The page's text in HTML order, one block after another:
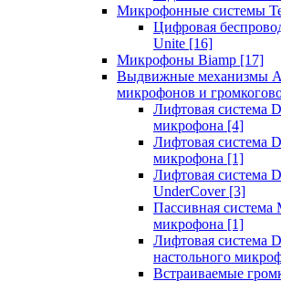
Микрофонные системы
Цифровая
Unite [16]
Микрофоны Biamp [17]
Выдвижные механизмы
микрофонов и
Лифтовая система
микрофона [4]
Лифтовая система
микрофона [1]
Лифтовая система
UnderCover [3]
Пассивная система
микрофона [1]
Лифтовая система
настольного
Встраиваемые